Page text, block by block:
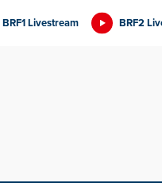
BRF1 Livestream BRF2